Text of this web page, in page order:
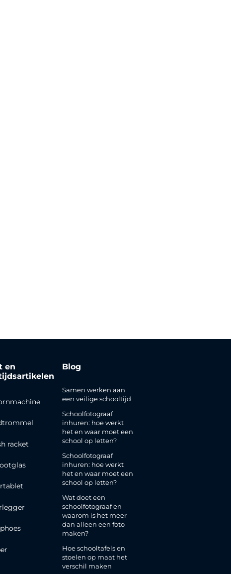
en
racket
Blog
Samen werken aan
een veilige schooltijd
Schoolfotograaf
inhuren: hoe werkt
het en waar moet een
school op letten?
Schoolfotograaf
inhuren: hoe werkt
het en waar moet een
school op letten?
Wat doet een
schoolfotograaf en
waarom is het meer
dan alleen een foto
maken?
Hoe schooltafels en
stoelen op maat het
verschil maken